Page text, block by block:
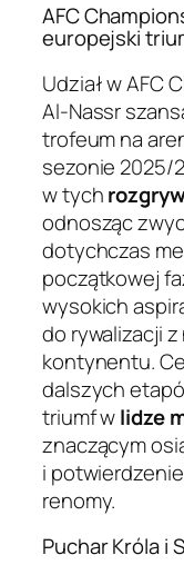
AFC
europejski
Udział w AFC
Al-Nassr
trofeum na
sezonie 2025/
w tych
odnosząc
dotychczas
początkowej
wysokich
do rywalizacji
kontynentu.
dalszych
triumf wlidze
znaczącym
i
renomy.
Puchar Króla i